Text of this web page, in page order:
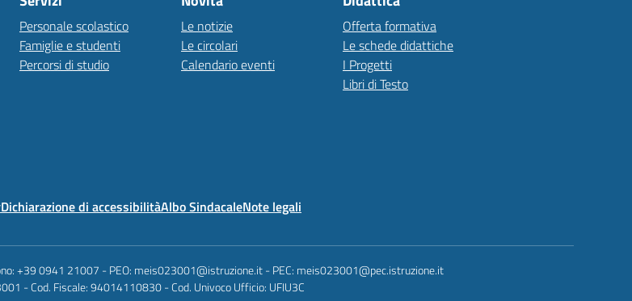
Personale scolastico
Famiglie e studenti
Percorsi di studio
Le notizie
Le circolari
Calendario eventi
Offerta formativa
Le schede didattiche
I Progetti
Libri di Testo
Dichiarazione di accessibilitàAlbo SindacaleNote legali
+39 0941 21007 - PEO: meis023001@istruzione.it - PEC: meis023001@pec.istruzione.it
- Cod. Fiscale: 94014110830 - Cod. Univoco Ufficio: UFIU3C